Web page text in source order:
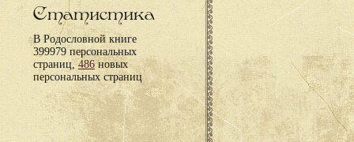
Статистика
В Родословной книге
399979 персональных
страниц,486новых
персональных страниц